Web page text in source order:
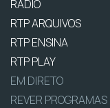
RÁDIO
RTP ARQUIVOS
RTP ENSINA
RTP PLAY
EM DIRETO
REVER PROGRAMAS